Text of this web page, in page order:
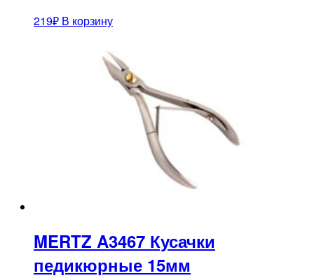
219₽ В корзину
MERTZ A3467 Кусачки
педикюрные 15мм